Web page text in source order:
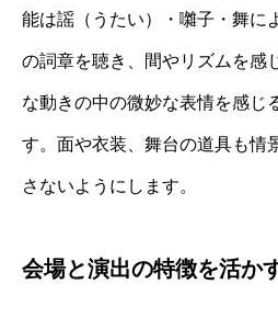
能は謡（うたい）・囃子・舞に
の詞章を聴き、間やリズムを感
な動きの中の微妙な表情を感じ
す。面や衣装、舞台の道具も情
さないようにします。
会場と演出の特徴を活か